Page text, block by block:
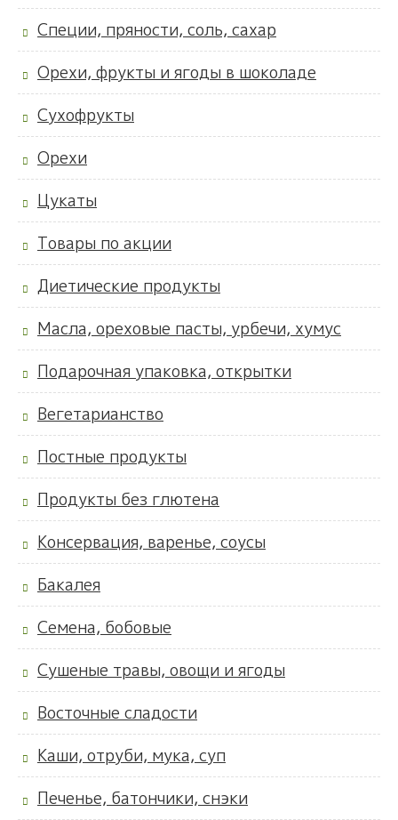
Специи, пряности, соль, сахар
Орехи, фрукты и ягоды в шоколаде
Сухофрукты
Орехи
Цукаты
Товары по акции
Диетические продукты
Масла, ореховые пасты, урбечи, хумус
Подарочная упаковка, открытки
Вегетарианство
Постные продукты
Продукты без глютена
Консервация, варенье, соусы
Бакалея
Семена, бобовые
Сушеные травы, овощи и ягоды
Восточные сладости
Каши, отруби, мука, суп
Печенье, батончики, снэки